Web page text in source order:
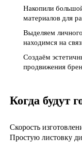
Накопили
материалов для
Выделяем
находимся на
Создаём
продвижения
Когда будут
Скорость
Простую листовку